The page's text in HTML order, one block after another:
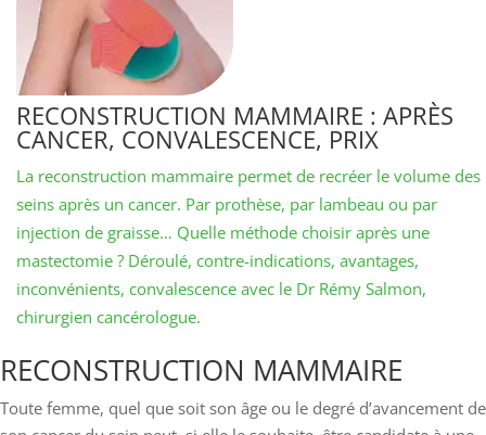
RECONSTRUCTION MAMMAIRE : APRÈS
CANCER, CONVALESCENCE, PRIX
La reconstruction mammaire permet de recréer le volume des
seins après un cancer. Par prothèse, par lambeau ou par
injection de graisse… Quelle méthode choisir après une
mastectomie ? Déroulé, contre-indications, avantages,
inconvénients, convalescence avec le Dr Rémy Salmon,
chirurgien cancérologue.
RECONSTRUCTION MAMMAIRE
Toute femme, quel que soit son âge ou le degré d’avancement de